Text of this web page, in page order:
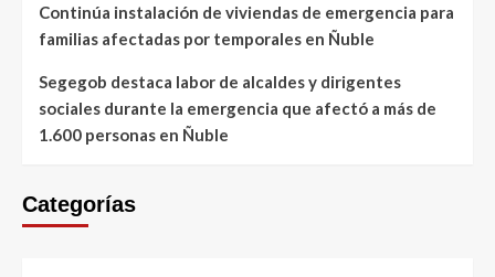
Continúa instalación de viviendas de emergencia para
familias afectadas por temporales en Ñuble
Segegob destaca labor de alcaldes y dirigentes
sociales durante la emergencia que afectó a más de
1.600 personas en Ñuble
Categorías